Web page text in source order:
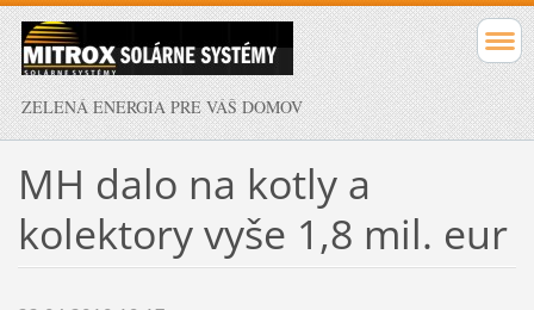
ZELENÁ ENERGIA PRE VÁŠ DOMOV
MH dalo na kotly a
kolektory vyše 1,8 mil. eur